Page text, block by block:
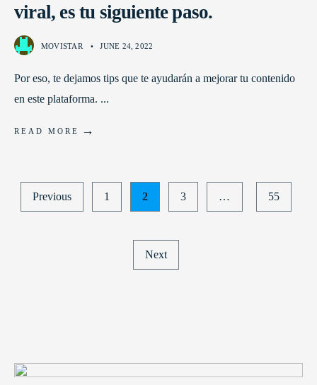
viral, es tu siguiente paso.
MOVISTAR • JUNE 24, 2022
Por eso, te dejamos tips que te ayudarán a mejorar tu contenido
en este plataforma. ...
READ MORE →
Posts
pagination
Previous 1 2 3 … 55
Next